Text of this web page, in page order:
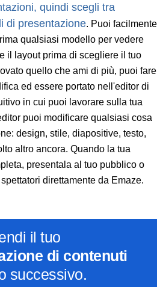
quindi scegli tra
di presentazione. Puoi facilmente
qualsiasi modello per vedere
il layout prima di scegliere il tuo
quello che ami di più, puoi fare
ed essere portato nell'editor di
in cui puoi lavorare sulla tua
puoi modificare qualsiasi cosa
design, stile, diapositive, testo,
altro ancora. Quando la tua
presentala al tuo pubblico o
direttamente da Emaze.
il tuo
di contenuti
successivo.